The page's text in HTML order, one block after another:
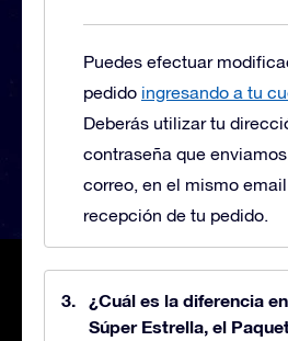
Puedes efectuar
pedido ingresando a tu
Deberás utilizar tu
contraseña que
correo, en el mismo
recepción de tu pedido.
¿Cuál es la diferencia
Súper Estrella, el